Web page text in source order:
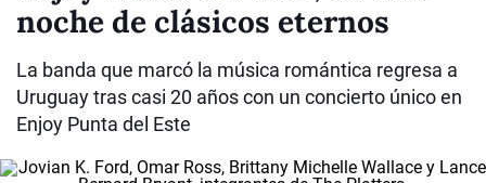
noche de clásicos eternos
La banda que marcó la música romántica regresa a
Uruguay tras casi 20 años con un concierto único en
Enjoy Punta del Este